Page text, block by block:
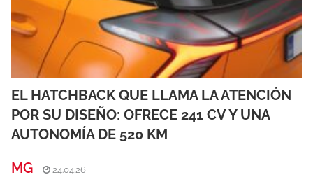
EL HATCHBACK QUE LLAMA LA ATENCIÓN
POR SU DISEÑO: OFRECE 241 CV Y UNA
AUTONOMÍA DE 520 KM
MG
24.04.26